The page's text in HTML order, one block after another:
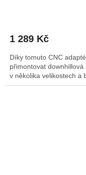
1 289 Kč
Díky tomuto CNC
přimontovat
v několika velikostech a